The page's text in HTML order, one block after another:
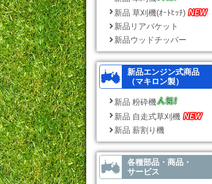
新品 草刈機(ｵｰﾄﾋｯﾁ)
新品リアバケット
新品ウッドチッパー
新品エンジン式商品
（マキロン製）
新品 粉砕機
新品 自走式草刈機
新品 薪割り機
各種部品・商品・
サービス